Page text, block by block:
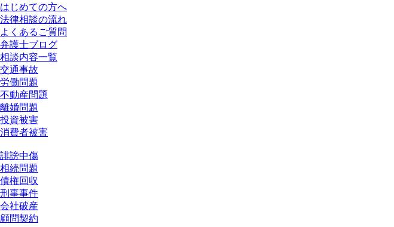
はじめての方へ
法律相談の流れ
よくあるご質問
弁護士ブログ
相談内容一覧
交通事故
労働問題
不動産問題
離婚問題
投資被害
消費者被害
誹謗中傷
相続問題
債権回収
刑事事件
会社破産
顧問契約